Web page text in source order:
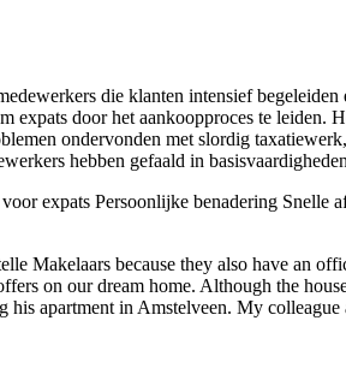
die klanten intensief
door het aankoopproces te leiden.
ondervonden met slordig
hebben gefaald in
expats Persoonlijke benadering Snelle
Makelaars because they also have an
on our dream home. Although the
his apartment in Amstelveen. My